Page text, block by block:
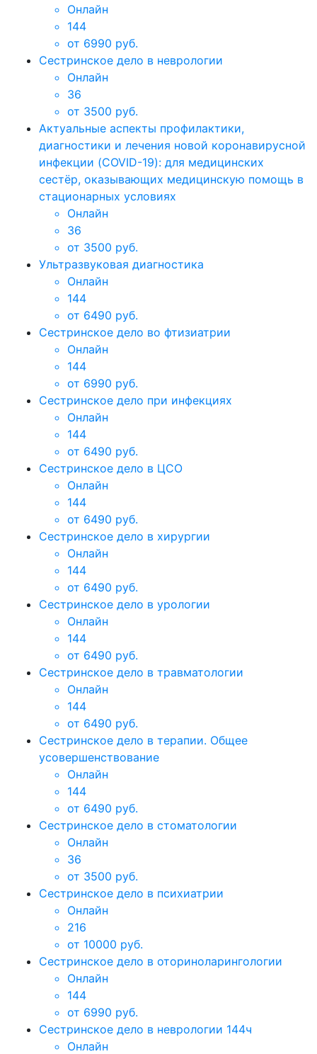
Онлайн
144
от 6990 руб.
Сестринское дело в неврологии
Онлайн
36
от 3500 руб.
Актуальные аспекты профилактики,
диагностики и лечения новой коронавирусной
инфекции (COVID-19): для медицинских
сестёр, оказывающих медицинскую помощь в
стационарных условиях
Онлайн
36
от 3500 руб.
Ультразвуковая диагностика
Онлайн
144
от 6490 руб.
Сестринское дело во фтизиатрии
Онлайн
144
от 6990 руб.
Сестринское дело при инфекциях
Онлайн
144
от 6490 руб.
Сестринское дело в ЦСО
Онлайн
144
от 6490 руб.
Сестринское дело в хирургии
Онлайн
144
от 6490 руб.
Сестринское дело в урологии
Онлайн
144
от 6490 руб.
Сестринское дело в травматологии
Онлайн
144
от 6490 руб.
Сестринское дело в терапии. Общее
усовершенствование
Онлайн
144
от 6490 руб.
Сестринское дело в стоматологии
Онлайн
36
от 3500 руб.
Сестринское дело в психиатрии
Онлайн
216
от 10000 руб.
Сестринское дело в оториноларингологии
Онлайн
144
от 6990 руб.
Сестринское дело в неврологии 144ч
Онлайн